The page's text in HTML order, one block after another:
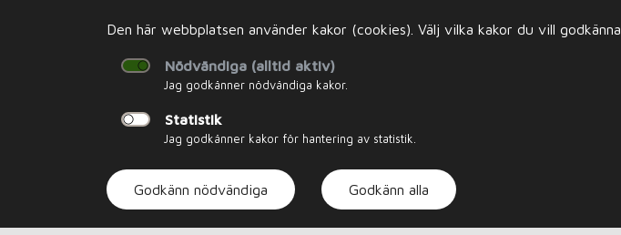
Den här webbplatsen använder kakor (cookies). Välj vilka kakor du vill godkänna.
Nödvändiga (alltid aktiv)
Jag godkänner nödvändiga kakor.
Statistik
Jag godkänner kakor för hantering av statistik.
Godkänn nödvändiga Godkänn alla